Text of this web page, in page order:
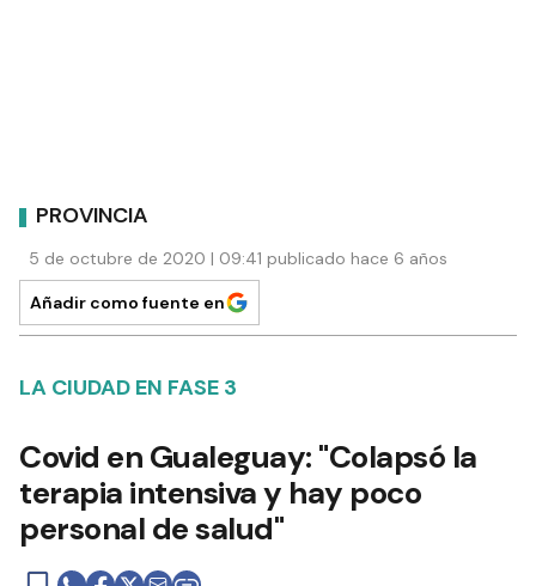
PROVINCIA
5 de octubre de 2020 | 09:41 publicado hace 6 años
Añadir como fuente en
LA CIUDAD EN FASE 3
Covid en Gualeguay: "Colapsó la
terapia intensiva y hay poco
personal de salud"